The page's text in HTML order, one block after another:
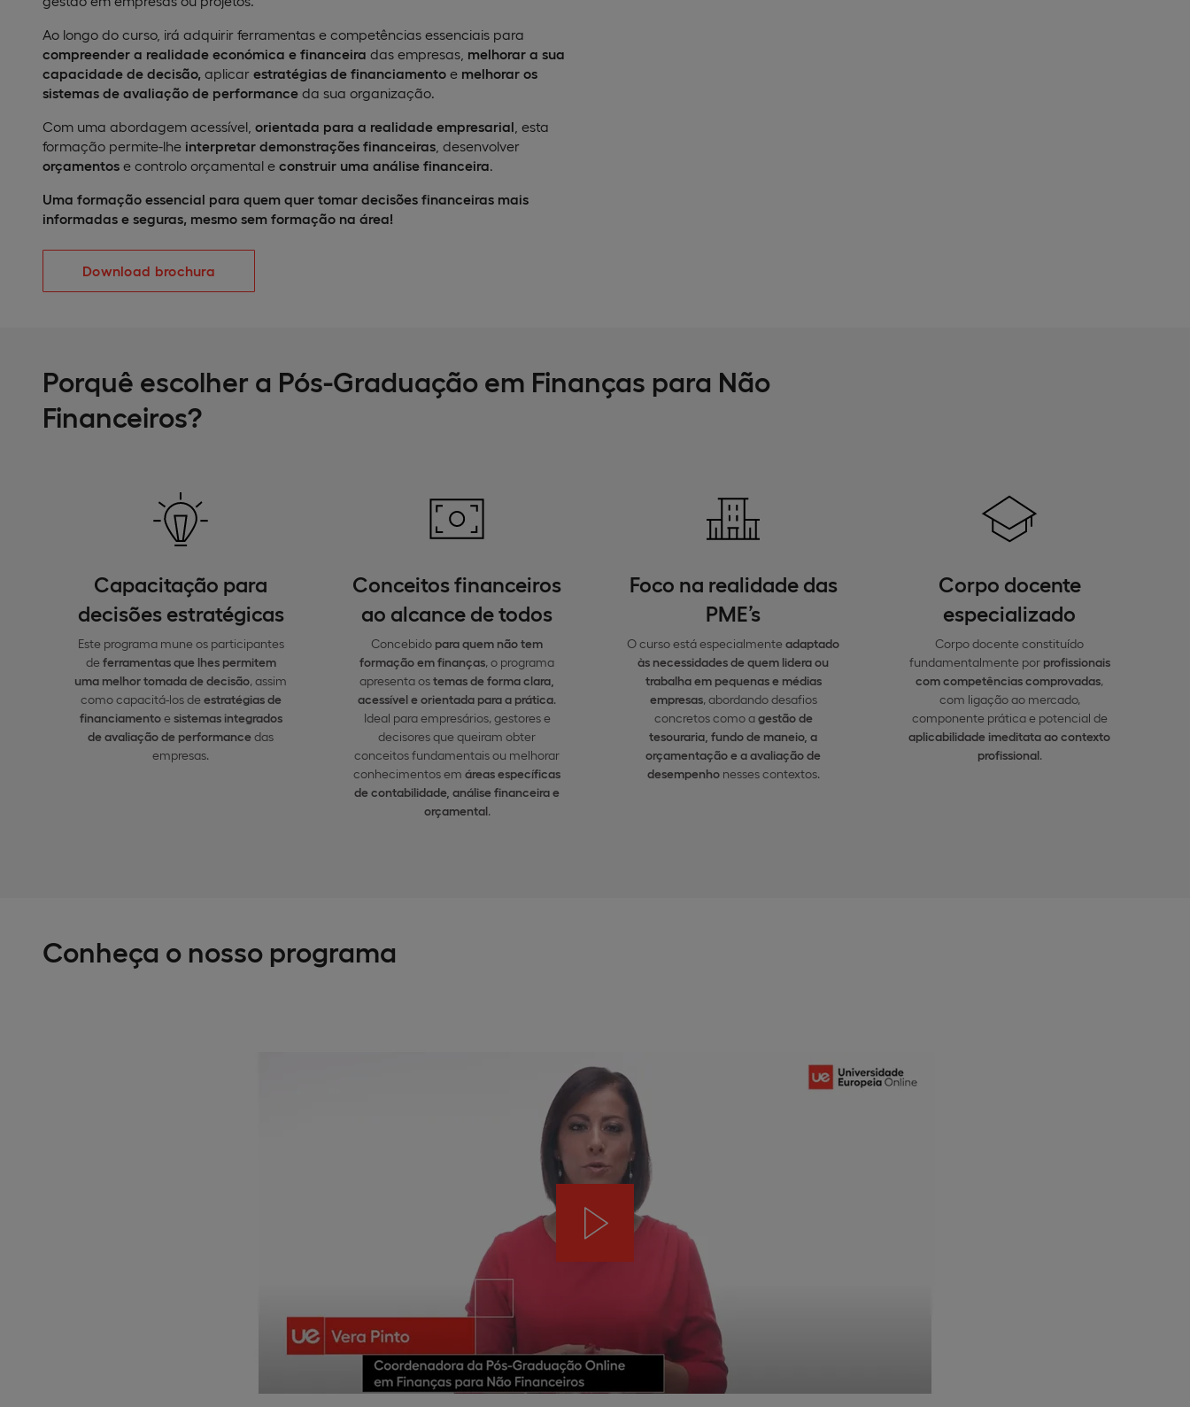
Ao longo do curso, irá adquirir ferramentas e competências essenciais para
compreender a realidade económica e financeira das empresas, melhorar a sua
capacidade de decisão, aplicar estratégias de financiamento e melhorar os
sistemas de avaliação de performance da sua organização.​
Com uma abordagem acessível, orientada para a realidade empresarial , esta
formação permite-lhe interpretar demonstrações financeiras , desenvolver
orçamentos e controlo orçamental e construir uma análise financeira.​
Uma formação essencial para quem quer tomar decisões financeiras mais
informadas e seguras, mesmo sem formação na área!
Download brochura
Porquê escolher a Pós-Graduação em Finanças para Não
Financeiros?​
Capacitação para
decisões estratégicas
Este programa mune os participantes
de ferramentas que lhes permitem
uma melhor tomada de decisão, assim
como capacitá-los de estratégias de
financiamentoe sistemas integrados
de avaliação de performancedas
empresas.
Conceitos financeiros
ao alcance de todos
Concebido para quem não tem
formação em finanças, o programa
apresenta ostemas de forma clara,
acessível e orientada para a prática.
Ideal para empresários, gestores e
decisores que queiram obter
conceitos fundamentais ou melhorar
conhecimentos em áreas específicas
de contabilidade, análise financeira e
orçamental.
Foco na realidade das
PME’s
O curso está especialmente adaptado
às necessidades de quem lidera ou
trabalha em pequenas e médias
empresas, abordando desafios
concretos como agestão de
tesouraria, fundo de maneio, a
orçamentação e a avaliação de
desempenhonesses contextos.
Corpo docente
especializado
Corpo docente constituído
fundamentalmente por profissionais
com competências comprovadas,
com ligação ao mercado,
componente prática e potencial de
aplicabilidade imeditata ao contexto
profissional.
Conheça o nosso programa